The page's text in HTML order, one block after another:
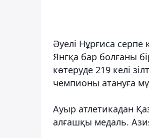
Әуелі Нұрғиса
Янгқа бар болғаны
көтеруде 219 келі
чемпионы атануға
Ауыр атлетикадан
алғашқы медаль.